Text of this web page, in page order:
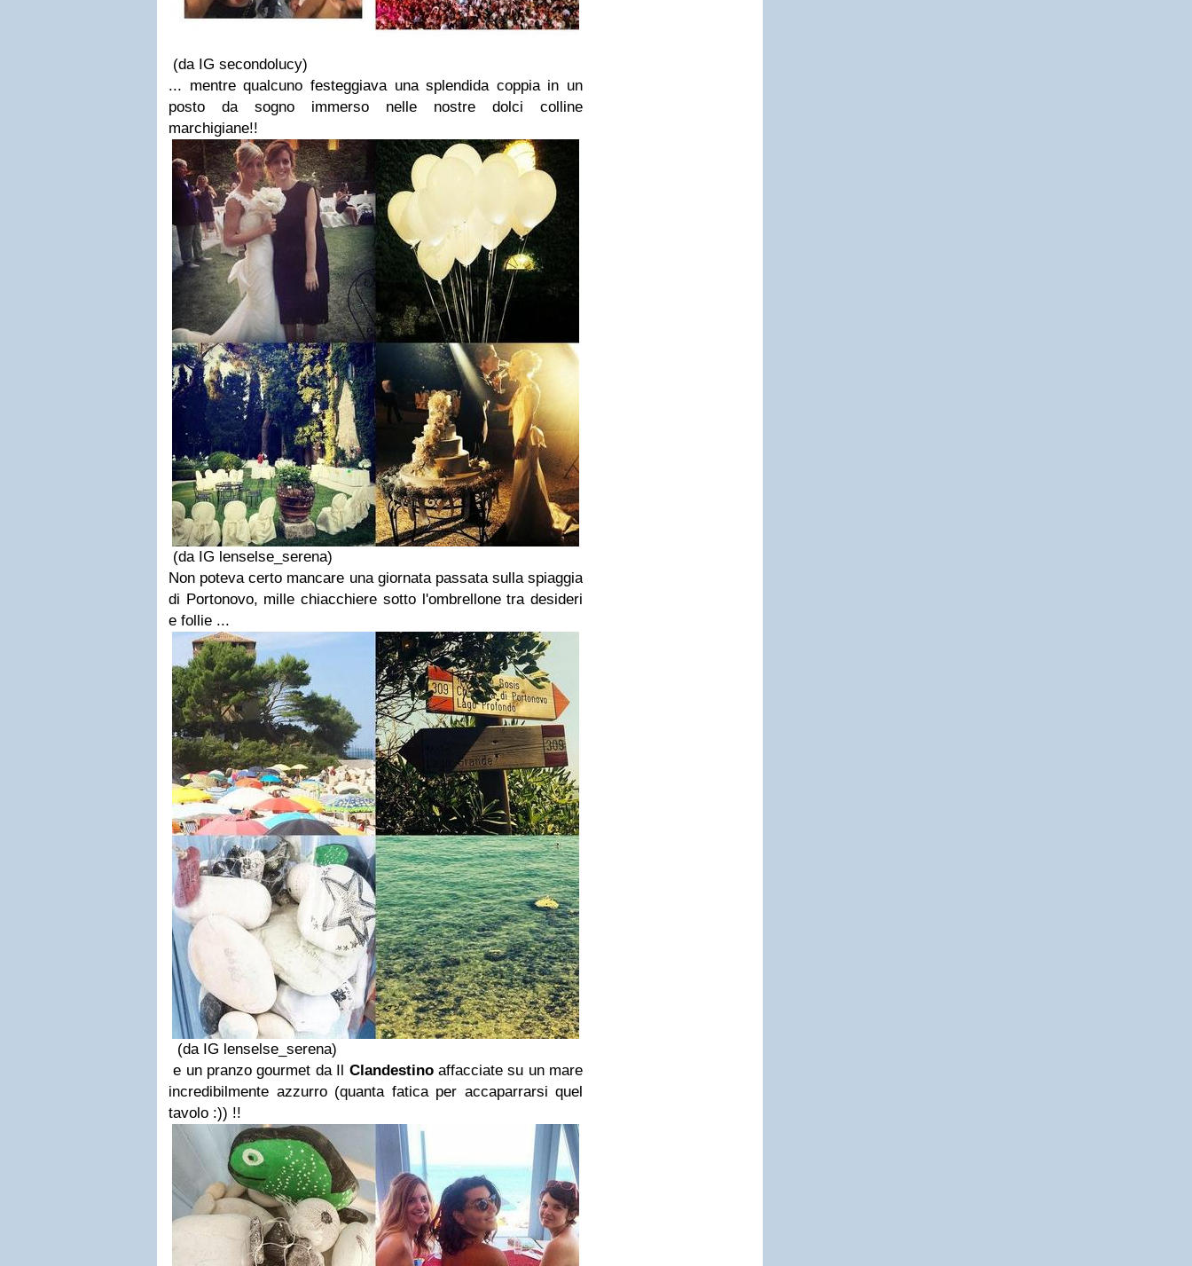
(da IG secondolucy)
... mentre qualcuno festeggiava una splendida coppia in un
posto da sogno immerso nelle nostre dolci colline
marchigiane!!
(da IG lenselse_serena)
Non poteva certo mancare una giornata passata sulla spiaggia
di Portonovo, mille chiacchiere sotto l'ombrellone tra desideri
e follie ...
(da IG lenselse_serena)
e un pranzo gourmet da Il Clandestinoaffacciate su un mare
incredibilmente azzurro (quanta fatica per accaparrarsi quel
tavolo :)) !!